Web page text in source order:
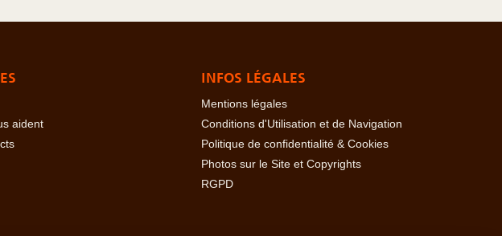
aident
INFOS LÉGALES
Mentions légales
Conditions d'Utilisation et de Navigation
Politique de confidentialité & Cookies
Photos sur le Site et Copyrights
RGPD